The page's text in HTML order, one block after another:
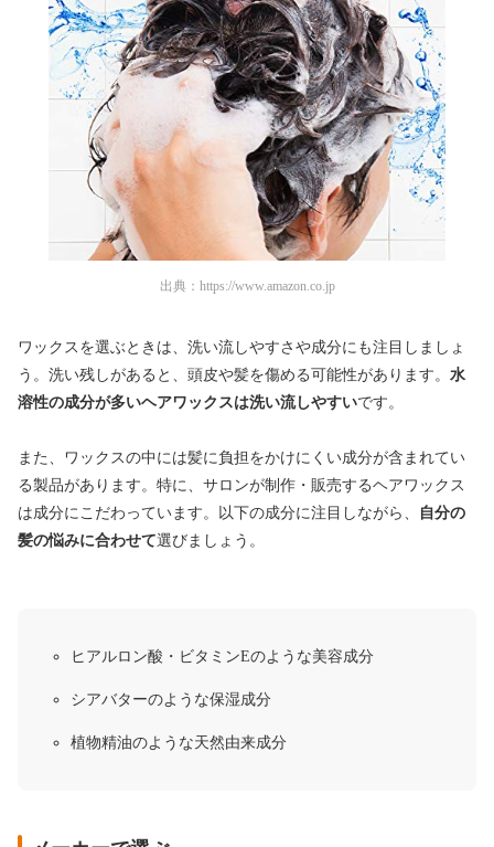
出典： https://www.amazon.co.jp
ワックスを選ぶときは、洗い流しやすさや成分にも注目しましょ
う。洗い残しがあると、頭皮や髪を傷める可能性があります。 水
溶性の成分が多いヘアワックスは洗い流しやすいです。
また、ワックスの中には髪に負担をかけにくい成分が含まれてい
る製品があります。特に、サロンが制作・販売するヘアワックス
は成分にこだわっています。以下の成分に注目しながら、
自分の
髪の悩みに合わせて選びましょう。
ヒアルロン酸・ビタミンEのような美容成分
シアバターのような保湿成分
植物精油のような天然由来成分